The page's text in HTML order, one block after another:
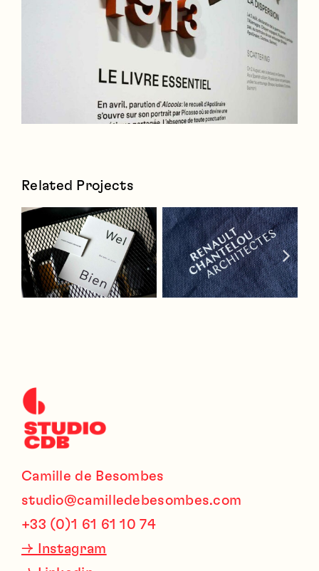
Related Projects
Camille de Besombes
studio@camilledebesombes.com
+33 (0)1 61 61 10 74
→
Instagram